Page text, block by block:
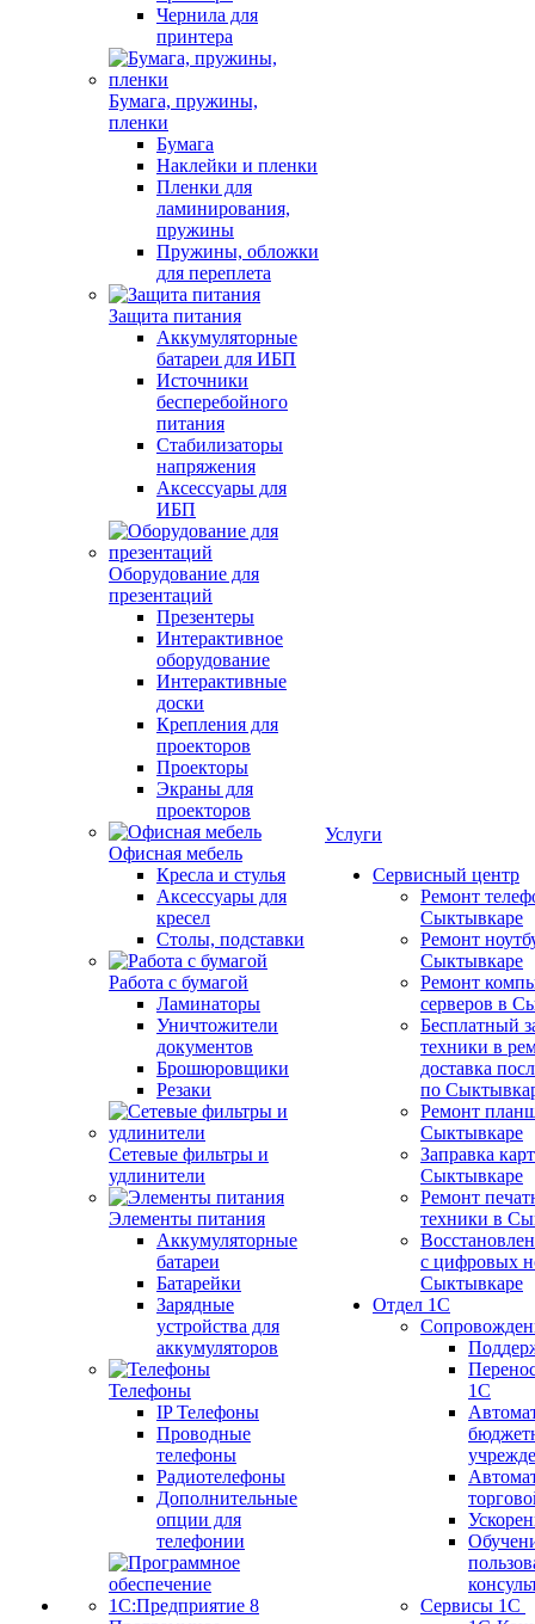
Чернила для
принтера
Бумага, пружины,
пленки
Бумага
Наклейки и пленки
Пленки для
ламинирования,
пружины
Пружины, обложки
для переплета
Защита питания
Аккумуляторные
батареи для ИБП
Источники
бесперебойного
питания
Стабилизаторы
напряжения
Аксессуары для
ИБП
Оборудование для
презентаций
Презентеры
Интерактивное
оборудование
Интерактивные
доски
Крепления для
проекторов
Проекторы
Экраны для
проекторов
Офисная мебель
Кресла и стулья
Аксессуары для
кресел
Столы, подставки
Работа с бумагой
Ламинаторы
Уничтожители
документов
Брошюровщики
Резаки
Сетевые фильтры и
удлинители
Элементы питания
Аккумуляторные
батареи
Батарейки
Зарядные
устройства для
аккумуляторов
Телефоны
IP Телефоны
Проводные
телефоны
Радиотелефоны
Дополнительные
опции для
телефонии
Услуги
Сервисный центр
Ремонт
Сыктывкаре
Ремонт
Сыктывкаре
Ремонт
серверов в
Бесплатный
техники в
доставка
по
Ремонт
Сыктывкаре
Заправка
Сыктывкаре
Ремонт
техники в
с цифровых
Сыктывкаре
Отдел 1С
1С
Сервисы 1С